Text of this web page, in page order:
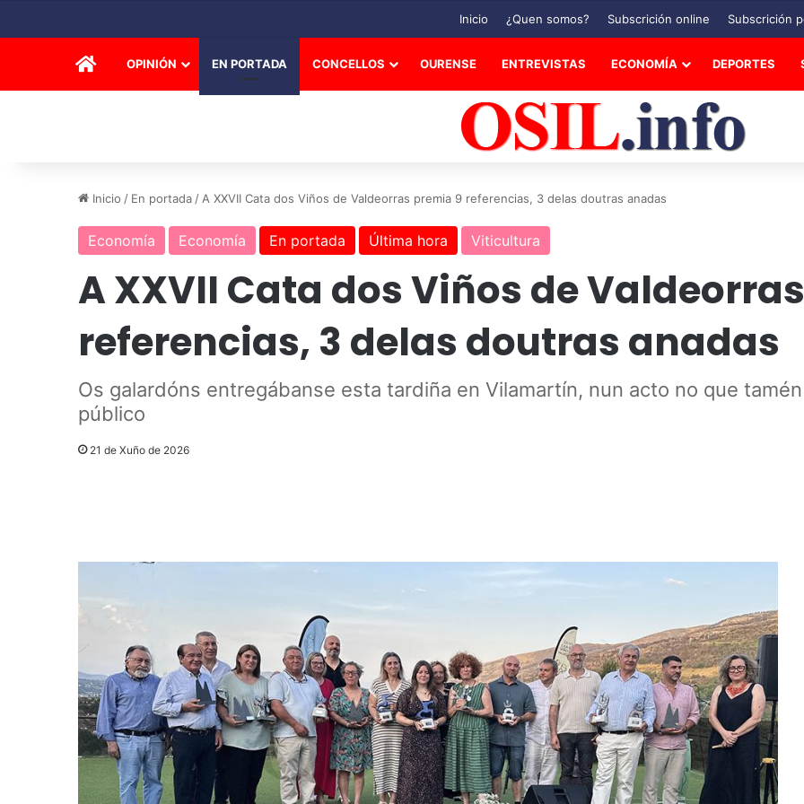
Inicio ¿Quen somos? Subscrición online Subscrición
INICIOOPINIÓN EN PORTADA CONCELLOS OURENSE ENTREVISTAS ECONOMÍA DEPORTES
Inicio / En portada / A XXVII Cata dos Viños de Valdeorras premia 9 referencias, 3 delas doutras anadas
Economía Economía En portada Última hora Viticultura
A XXVII Cata dos Viños de
referencias, 3 delas doutras anadas
Os galardóns entregábanse esta tardiña en Vilamartín, nun acto no que
público
21 de Xuño de 2026